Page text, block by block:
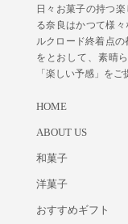
日々お菓子の持つ
る奈良はかつて様
ルクロード終着点
をとおして、素晴
「楽しい予感」をご
HOME
ABOUT US
和菓子
洋菓子
おすすめギフト